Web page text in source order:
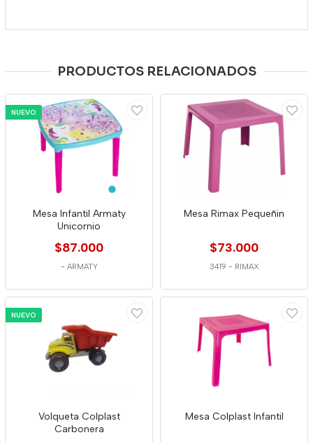
PRODUCTOS RELACIONADOS
NUEVO
Mesa Infantil Armaty
Unicornio
$87.000
- ARMATY
Mesa Rimax Pequeñin
$73.000
3419 - RIMAX
NUEVO
Volqueta Colplast
Carbonera
Mesa Colplast Infantil